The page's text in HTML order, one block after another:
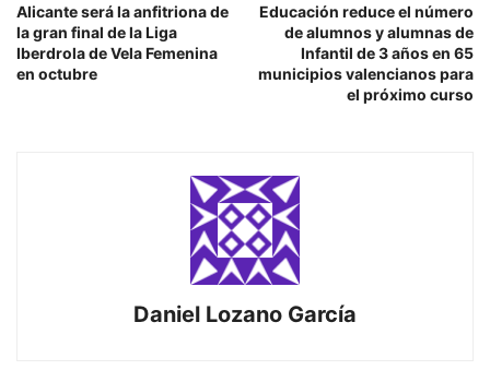
Alicante será la anfitriona de
la gran final de la Liga
Iberdrola de Vela Femenina
en octubre
Educación reduce el número
de alumnos y alumnas de
Infantil de 3 años en 65
municipios valencianos para
el próximo curso
Daniel Lozano García